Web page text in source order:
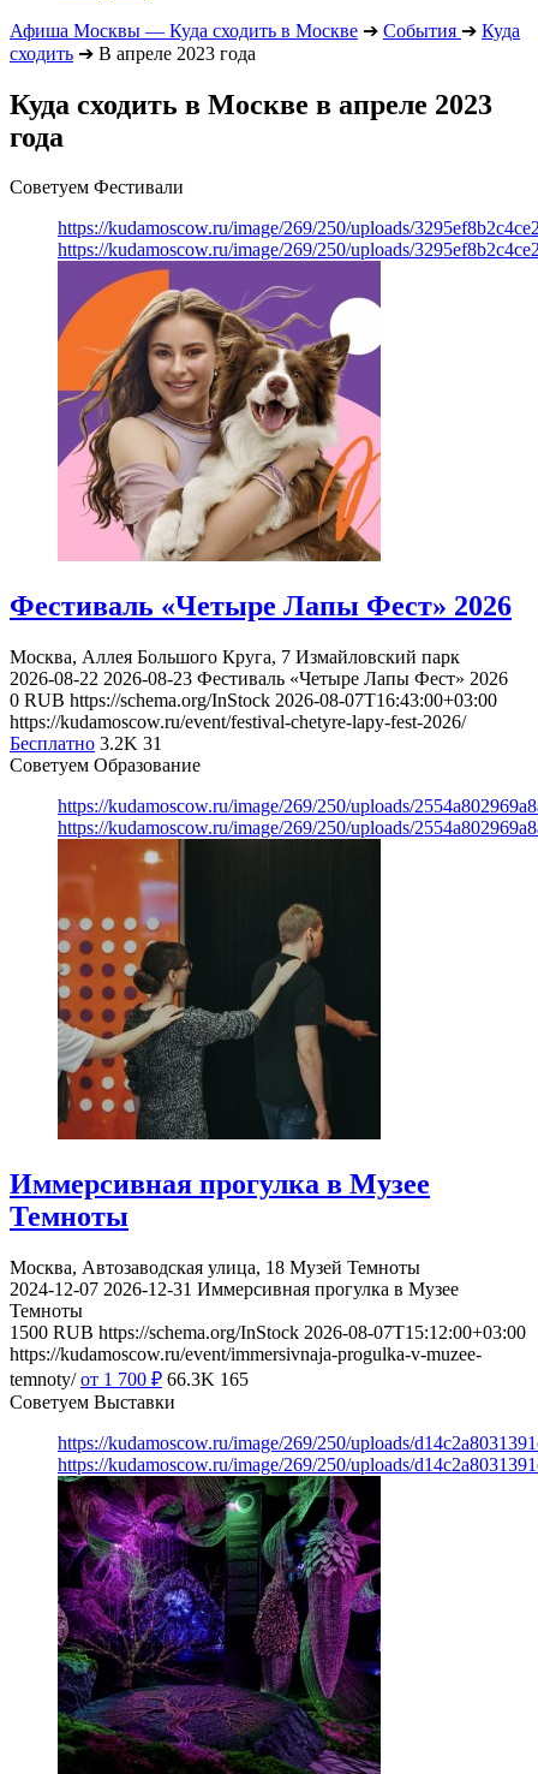
Афиша Москвы — Куда сходить в Москве ➔ События ➔ Куда
сходить ➔ В апреле 2023 года
Куда сходить в Москве в апреле 2023
года
Советуем Фестивали
https://kudamoscow.ru/image/269/250/uploads/
https://kudamoscow.ru/image/269/250/uploads/
Фестиваль «Четыре Лапы Фест» 2026
Москва, Аллея Большого Круга, 7 Измайловский парк
2026-08-22 2026-08-23 Фестиваль «Четыре Лапы Фест» 2026
0 RUB https://schema.org/InStock 2026-08-07T16:43:00+03:00
https://kudamoscow.ru/event/festival-chetyre-lapy-fest-2026/
Бесплатно 3.2K 31
Советуем Образование
https://kudamoscow.ru/image/269/250/uploads/
https://kudamoscow.ru/image/269/250/uploads/
Иммерсивная прогулка в Музее
Темноты
Москва, Автозаводская улица, 18 Музей Темноты
2024-12-07 2026-12-31 Иммерсивная прогулка в Музее
Темноты
1500 RUB https://schema.org/InStock 2026-08-07T15:12:00+03:00
https://kudamoscow.ru/event/immersivnaja-progulka-v-muzee-
temnoty/ от 1 700 ₽ 66.3K 165
Советуем Выставки
https://kudamoscow.ru/image/269/250/uploads/
https://kudamoscow.ru/image/269/250/uploads/